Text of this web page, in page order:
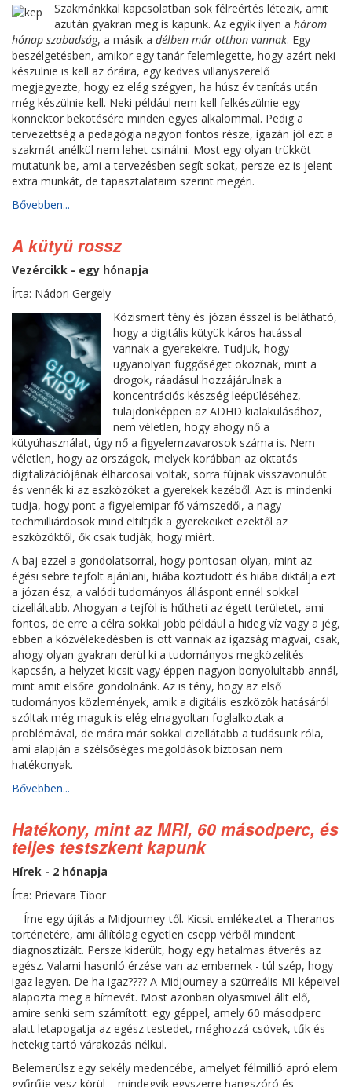
Szakmánkkal kapcsolatban sok félreértés létezik, amit
azután gyakran meg is kapunk. Az egyik ilyen a három
hónap szabadság, a másik a délben már otthon vannak. Egy
beszélgetésben, amikor egy tanár felemlegette, hogy azért neki
készülnie is kell az óráira, egy kedves villanyszerelő
megjegyezte, hogy ez elég szégyen, ha húsz év tanítás után
még készülnie kell. Neki például nem kell felkészülnie egy
konnektor bekötésére minden egyes alkalommal. Pedig a
tervezettség a pedagógia nagyon fontos része, igazán jól ezt a
szakmát anélkül nem lehet csinálni. Most egy olyan trükköt
mutatunk be, ami a tervezésben segít sokat, persze ez is jelent
extra munkát, de tapasztalataim szerint megéri.
Bővebben...
A kütyü rossz
Vezércikk - egy hónapja
Írta: Nádori Gergely
Közismert tény és józan ésszel is belátható,
hogy a digitális kütyük káros hatással
vannak a gyerekekre. Tudjuk, hogy
ugyanolyan függőséget okoznak, mint a
drogok, ráadásul hozzájárulnak a
koncentrációs készség leépüléséhez,
tulajdonképpen az ADHD kialakulásához,
nem véletlen, hogy ahogy nő a
kütyühasználat, úgy nő a figyelemzavarosok száma is. Nem
véletlen, hogy az országok, melyek korábban az oktatás
digitalizációjának élharcosai voltak, sorra fújnak visszavonulót
és vennék ki az eszközöket a gyerekek kezéből. Azt is mindenki
tudja, hogy pont a figyelemipar fő vámszedői, a nagy
techmilliárdosok mind eltiltják a gyerekeiket ezektől az
eszközöktől, ők csak tudják, hogy miért.
A baj ezzel a gondolatsorral, hogy pontosan olyan, mint az
égési sebre tejfölt ajánlani, hiába köztudott és hiába diktálja ezt
a józan ész, a valódi tudományos álláspont ennél sokkal
cizelláltabb. Ahogyan a tejföl is hűtheti az égett területet, ami
fontos, de erre a célra sokkal jobb például a hideg víz vagy a jég,
ebben a közvélekedésben is ott vannak az igazság magvai, csak,
ahogy olyan gyakran derül ki a tudományos megközelítés
kapcsán, a helyzet kicsit vagy éppen nagyon bonyolultabb annál,
mint amit elsőre gondolnánk. Az is tény, hogy az első
tudományos közlemények, amik a digitális eszközök hatásáról
szóltak még maguk is elég elnagyoltan foglalkoztak a
problémával, de mára már sokkal cizellátabb a tudásunk róla,
ami alapján a szélsőséges megoldások biztosan nem
hatékonyak.
Bővebben...
Hatékony, mint az MRI, 60 másodperc, és
teljes testszkent kapunk
Hírek - 2 hónapja
Írta: Prievara Tibor
Íme egy újítás a Midjourney-től. Kicsit emlékeztet a Theranos
történetére, ami állítólag egyetlen csepp vérből mindent
diagnosztizált. Persze kiderült, hogy egy hatalmas átverés az
egész. Valami hasonló érzése van az embernek - túl szép, hogy
igaz legyen. De ha igaz???? A Midjourney a szürreális MI-képeivel
alapozta meg a hírnevét. Most azonban olyasmivel állt elő,
amire senki sem számított: egy géppel, amely 60 másodperc
alatt letapogatja az egész testedet, méghozzá csövek, tűk és
hetekig tartó várakozás nélkül.
Belemerülsz egy sekély medencébe, amelyet félmillió apró elem
gyűrűje vesz körül – mindegyik egyszerre hangszóró és